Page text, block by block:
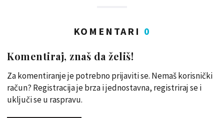
KOMENTARI 0
Komentiraj, znaš da želiš!
Za komentiranje je potrebno prijaviti se. Nemaš korisnički
račun? Registracija je brza i jednostavna, registriraj se i
uključi se u raspravu.